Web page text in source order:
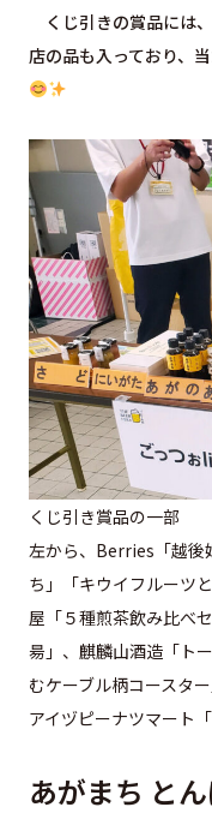
くじ引きの賞品には
店の品も入っており、
くじ引き賞品の一部
左から、Berries「越後
ち」「キウイフルーツ
屋「５種煎茶飲み比べ
昜」、麒麟山酒造「ト
むケーブル柄コースタ
アイヅピーナツマート
あがまち と